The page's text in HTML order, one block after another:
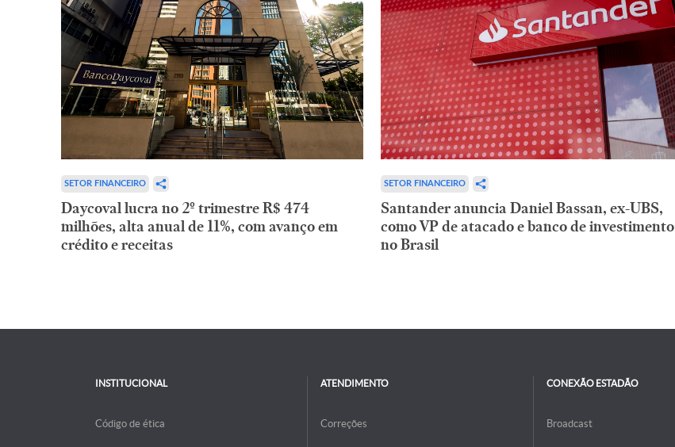
SETOR FINANCEIRO
Daycoval lucra no 2º trimestre R$ 474
milhões, alta anual de 11%, com avanço em
crédito e receitas
SETOR FINANCEIRO
Santander anuncia Daniel Bassan, ex-UBS,
como VP de atacado e banco de investimento
no Brasil
INSTITUCIONAL
Código de ética
ATENDIMENTO
Correções
CONEXÃO ESTADÃO
Broadcast